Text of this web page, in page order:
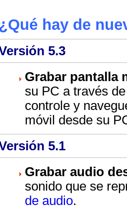
hay de
5.3
Grabar pantalla
su PC a través
controle y
móvil desde su
5.1
Grabar audio
sonido que se
de audio.